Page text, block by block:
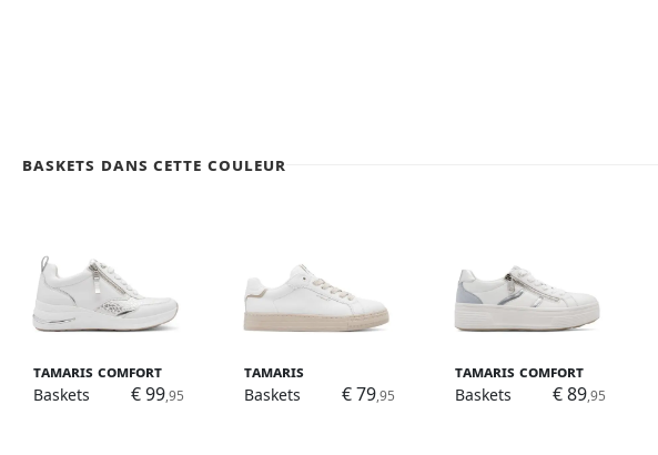
Baskets dans cette couleur
Tamaris Comfort
Baskets
€ 99,95
Tamaris
Baskets
€ 79,95
Tamaris Comfort
Baskets
€ 89,95